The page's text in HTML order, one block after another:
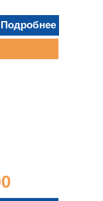
Подробнее